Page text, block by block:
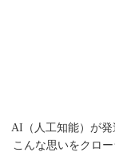
AI（人工知能）が発
こんな思いをクロ